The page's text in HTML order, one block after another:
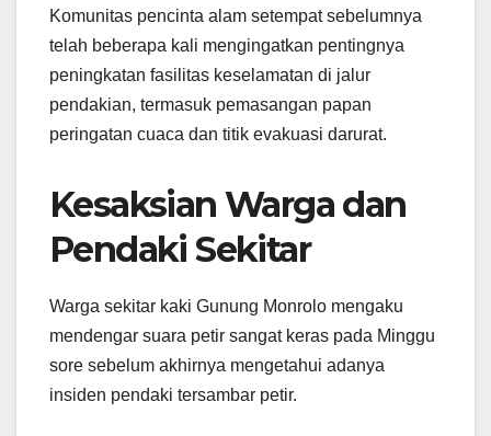
Komunitas pencinta alam setempat sebelumnya
telah beberapa kali mengingatkan pentingnya
peningkatan fasilitas keselamatan di jalur
pendakian, termasuk pemasangan papan
peringatan cuaca dan titik evakuasi darurat.
Kesaksian Warga dan
Pendaki Sekitar
Warga sekitar kaki Gunung Monrolo mengaku
mendengar suara petir sangat keras pada Minggu
sore sebelum akhirnya mengetahui adanya
insiden pendaki tersambar petir.